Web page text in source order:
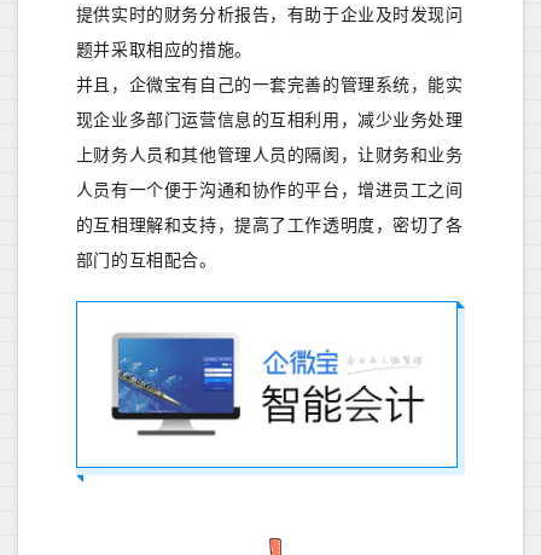
提供实时的财务分析报告，有助于企业及时发现问
题并采取相应的措施。
并且，企微宝有自己的一套完善的管理系统，能实
现企业多部门运营信息的互相利用，减少业务处理
上财务人员和其他管理人员的隔阂，让财务和业务
人员有一个便于沟通和协作的平台，增进员工之间
的互相理解和支持，提高了工作透明度，密切了各
部门的互相配合。